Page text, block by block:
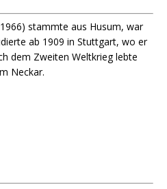
stammte aus Husum, war
ab 1909 in Stuttgart, wo er
dem Zweiten Weltkrieg lebte
Neckar.